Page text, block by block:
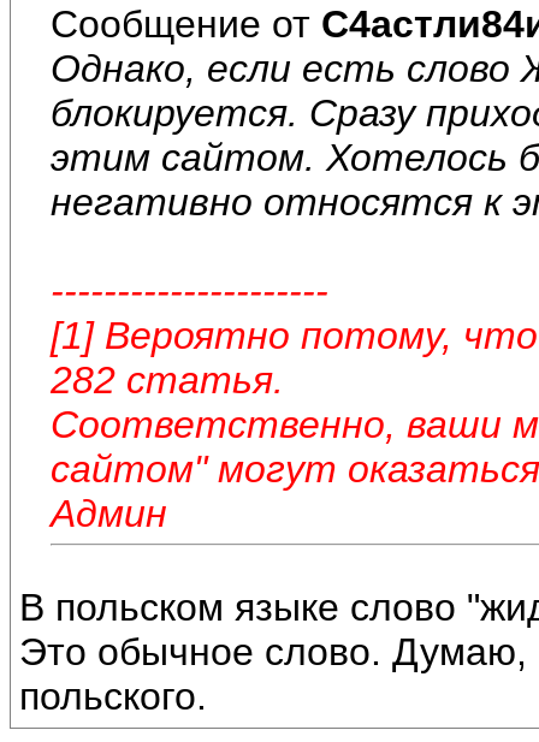
Сообщение от
Однако, если есть
блокируется. Сразу
этим сайтом. Хотелось
негативно относятся к
---------------------
[1] Вероятно потому,
282 статья.
Соответственно, ваши
сайтом" могут
Админ
В польском языке слово
Это обычное слово. Думаю,
польского.